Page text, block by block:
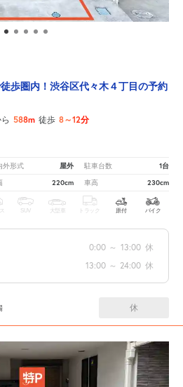
歩圏内！渋谷区代々木４丁目の予約
588m 徒歩 8～12分
外形式 屋外 駐車台数 1台
220cm 車高 230cm
SUV 大型車 トラック 原付 バイク
0:00 ～ 13:00 休
13:00 ～ 24:00 休
休